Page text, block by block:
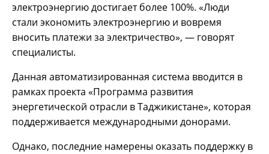
электроэнергию достигает более 100%. «Люди
стали экономить электроэнергию и вовремя
вносить платежи за электричество», — говорят
специалисты.
Данная автоматизированная система вводится в
рамках проекта «Программа развития
энергетической отрасли в Таджикистане», которая
поддерживается международными донорами.
Однако, последние намерены оказать поддержку в